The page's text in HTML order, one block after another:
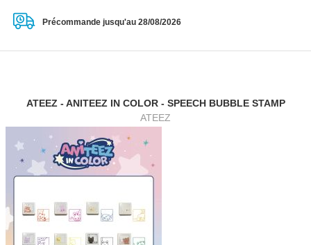
Précommande jusqu'au 28/08/2026
ATEEZ - ANITEEZ IN COLOR - SPEECH BUBBLE STAMP
ATEEZ